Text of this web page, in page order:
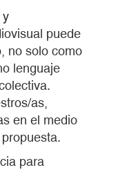
y
puede
no solo como
lenguaje
as,
en el medio
para